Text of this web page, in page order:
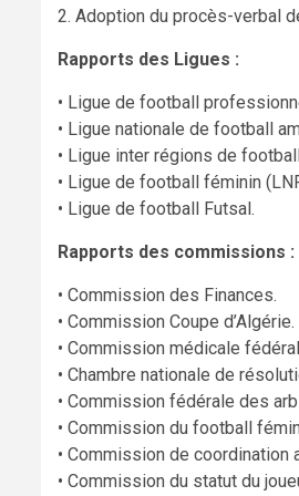
2. Adoption du procès-verbal
Rapports des Ligues :
• Ligue de football
• Ligue nationale de football
• Ligue inter régions de
• Ligue de football féminin
• Ligue de football Futsal.
Rapports des commissions :
• Commission des Finances.
• Commission Coupe d’Algérie.
• Commission médicale
• Chambre nationale de
• Commission fédérale des
• Commission du football
• Commission de coordination
• Commission du statut du